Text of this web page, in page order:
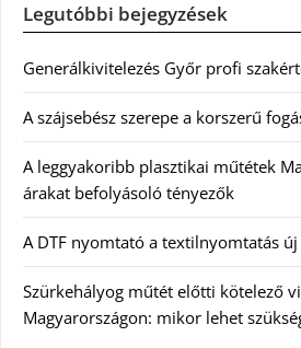
Legutóbbi bejegyzések
Generálkivitelezés Győr profi
A szájsebész szerepe a korszerű
A leggyakoribb plasztikai műtétek
árakat befolyásoló tényezők
A DTF nyomtató a textilnyomtatás
Szürkehályog műtét előtti kötelező
Magyarországon: mikor lehet